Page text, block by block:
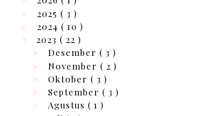
2025 ( 3 )
2024 ( 10 )
2023 ( 22 )
Desember ( 3 )
November ( 2 )
Oktober ( 3 )
September ( 3 )
Agustus ( 1 )